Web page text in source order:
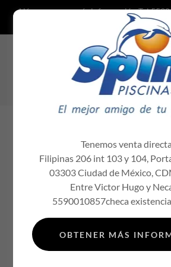
Llámanos para más información Tel
5584982682 químicos
Cotiza con nosotros
autorizado Spin químicos
químicos para
CRISTALIN® GREEN
Algicida
Tenemos venta
Filipinas 206 int 103 y 104,
03303 Ciudad de México,
Entre Victor Hugo y
5590010857checa
OBTENER MÁS